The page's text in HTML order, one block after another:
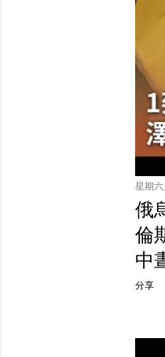
星期
俄
倫
中
分享